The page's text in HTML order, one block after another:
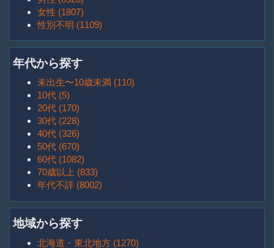
女性 (1807)
性別不明 (1109)
年代から探す
未出生〜10歳未満 (110)
10代 (5)
20代 (170)
30代 (228)
40代 (326)
50代 (670)
60代 (1082)
70歳以上 (833)
年代不詳 (8002)
地域から探す
北海道・東北地方 (1270)